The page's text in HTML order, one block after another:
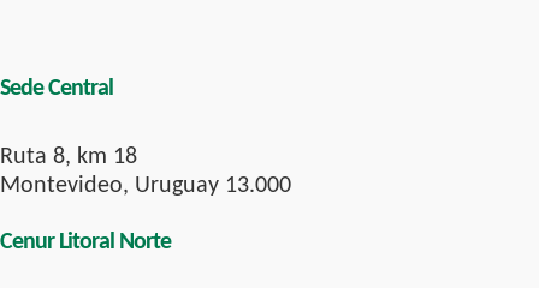
Sede Central
Ruta 8, km 18
Montevideo, Uruguay 13.000
Cenur Litoral Norte